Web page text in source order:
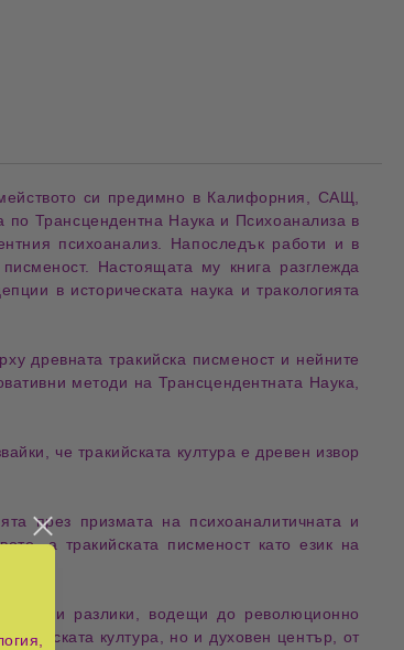
си предимно в Калифорния, САЩ
по Трансцендентна Наука и Психоанализа в
психоанализ . Напоследък работи и в
. Настоящата му книга разглежда
в историческата наука итракологията
древната тракийска писменост и нейните
методи на Трансцендентната Наука
че тракийската култура е древен извор
през призмата на психоаналитичната и
, а тракийската писменост катоезик на
и разлики , водещи до революционно
култура , но и духовен център , от